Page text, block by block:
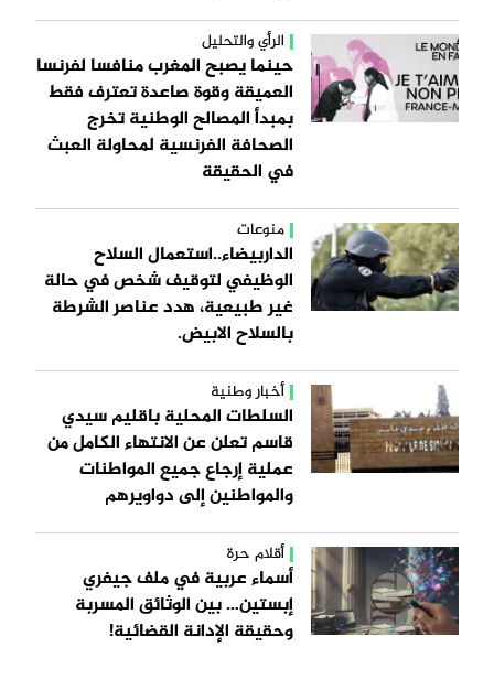
الرأي والتحليل
حينما يصبح المغرب منافسا لفرنسا
العميقة وقوة صاعدة تعترف فقط
بمبدأ المصالح الوطنية تخرج
الصحافة الفرنسية لمحاولة العبث
في الحقيقة
منوعات
الداربيضاء..استعمال السلاح
الوظيفي لتوقيف شخص في حالة
غير طبيعية، هدد عناصر الشرطة
بالسلاح الابيض.
أخبار وطنية
السلطات المحلية باقليم سيدي
قاسم تعلن عن الانتهاء الكامل من
عملية إرجاع جميع المواطنات
والمواطنين إلى دواويرهم
أقلام حرة
أسماء عربية في ملف جيفري
إبستين… بين الوثائق المسربة
وحقيقة الإدانة القضائية!